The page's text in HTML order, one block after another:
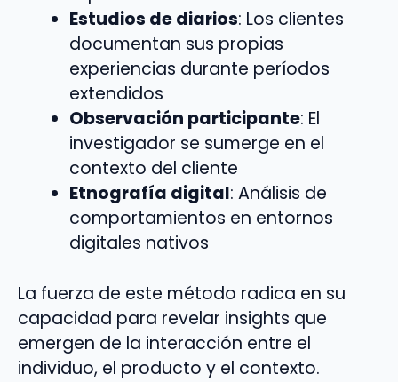
Estudios de diarios: Los clientes
documentan sus propias
experiencias durante períodos
extendidos
Observación participante: El
investigador se sumerge en el
contexto del cliente
Etnografía digital: Análisis de
comportamientos en entornos
digitales nativos
La fuerza de este método radica en su
capacidad para revelar insights que
emergen de la interacción entre el
individuo, el producto y el contexto.